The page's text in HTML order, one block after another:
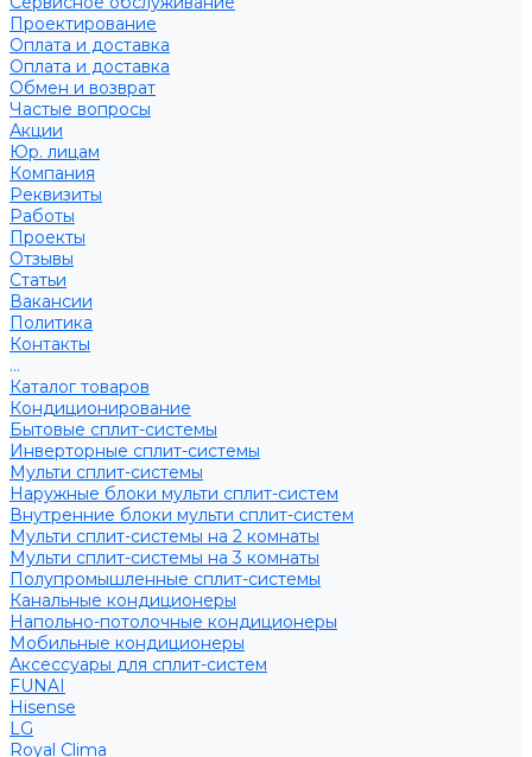
Проектирование
Оплата и доставка
Оплата и доставка
Обмен и возврат
Частые вопросы
Акции
Юр. лицам
Компания
Реквизиты
Работы
Проекты
Отзывы
Статьи
Вакансии
Политика
Контакты
...
Каталог товаров
Кондиционирование
Бытовые сплит-системы
Инверторные сплит-системы
Мульти сплит-системы
Наружные блоки мульти сплит-систем
Внутренние блоки мульти сплит-систем
Мульти сплит-системы на 2 комнаты
Мульти сплит-системы на 3 комнаты
Полупромышленные сплит-системы
Канальные кондиционеры
Напольно-потолочные кондиционеры
Мобильные кондиционеры
Аксессуары для сплит-систем
FUNAI
Hisense
LG
Royal Clima